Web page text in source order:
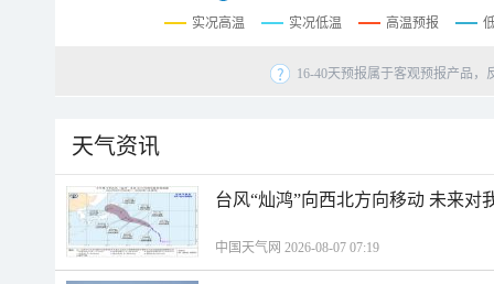
实况高温 实况低温 高温预报
16-40天预报属于客观预报产品
天气资讯
台风“灿鸿”向西北方向移动 未来对
中国天气网 2026-08-07 07:19